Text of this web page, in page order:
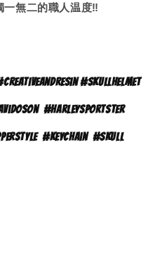
無二的職人温度‼
#skullhelmet
#harleysportster
#keychain #skull